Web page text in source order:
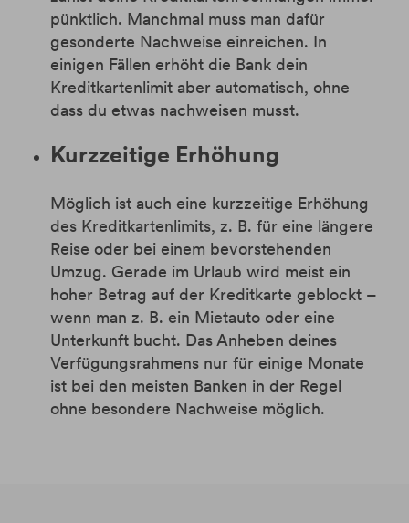
pünktlich. Manchmal muss man dafür
gesonderte Nachweise einreichen. In
einigen Fällen erhöht die Bank dein
Kreditkartenlimit aber automatisch, ohne
dass du etwas nachweisen musst.
Kurzzeitige Erhöhung
Möglich ist auch eine kurzzeitige Erhöhung
des Kreditkartenlimits, z. B. für eine längere
Reise oder bei einem bevorstehenden
Umzug. Gerade im Urlaub wird meist ein
hoher Betrag auf der Kreditkarte geblockt –
wenn man z. B. ein Mietauto oder eine
Unterkunft bucht. Das Anheben deines
Verfügungsrahmens nur für einige Monate
ist bei den meisten Banken in der Regel
ohne besondere Nachweise möglich.